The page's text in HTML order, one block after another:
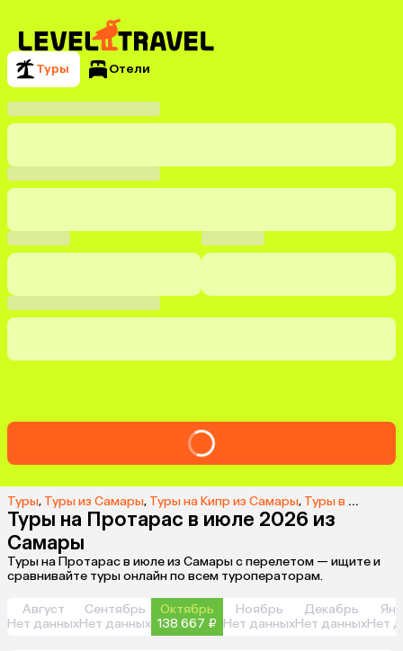
Туры Отели
Туры, Туры из Самары, Туры на Кипр из Самары, Туры в Протарас из Самары
Туры на Протарас в июле 2026 из
Самары
Туры на Протарас в июле из Самары с перелетом — ищите и
сравнивайте туры онлайн по всем туроператорам.
Август
Нет данных
Сентябрь
Нет данных
Октябрь
138 667 ₽
Ноябрь
Нет данных
Декабрь
Нет данныхНет